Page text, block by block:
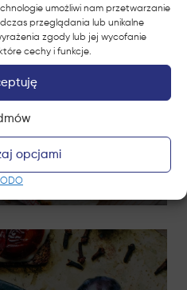
umożliwi nam przetwarzanie
przeglądania lub unikalne
zgody lub jej wycofanie
cechy i funkcje.
opcjami
i prażonym